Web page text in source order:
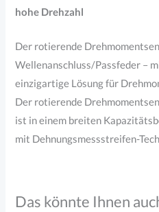
hohe Drehzahl
Der rotierende
Wellenanschluss/Passfeder –
einzigartige Lösung für
Der rotierende
ist in einem breiten
mit Dehnungsmessstreifen-
Das könnte Ihnen